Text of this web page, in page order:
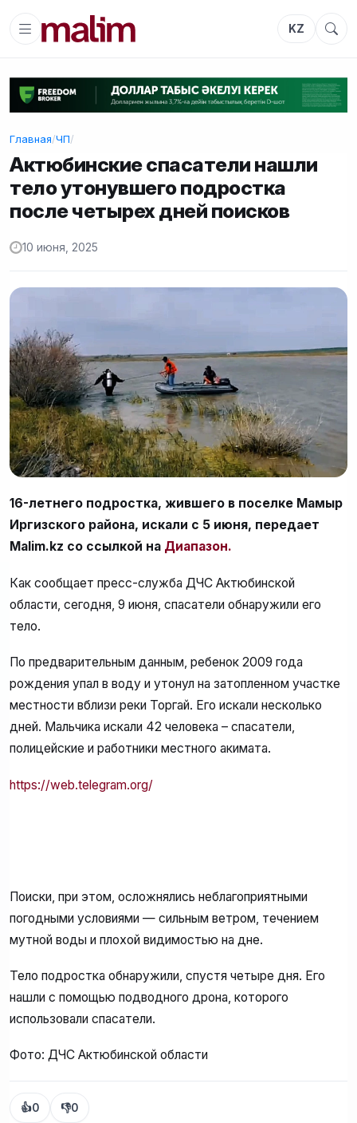
KZ
Главная/ЧП/
Актюбинские спасатели нашли
тело утонувшего подростка
после четырех дней поисков
10 июня, 2025
16-летнего подростка, жившего в поселке Мамыр
Иргизского района, искали с 5 июня, передает
Malim.kz со ссылкой на Диапазон.
Как сообщает пресс-служба ДЧС Актюбинской
области, сегодня, 9 июня, спасатели обнаружили его
тело.
По предварительным данным, ребенок 2009 года
рождения упал в воду и утонул на затопленном участке
местности вблизи реки Торгай. Его искали несколько
дней. Мальчика искали 42 человека – спасатели,
полицейские и работники местного акимата.
https://web.telegram.org/
Поиски, при этом, осложнялись неблагоприятными
погодными условиями — сильным ветром, течением
мутной воды и плохой видимостью на дне.
Тело подростка обнаружили, спустя четыре дня. Его
нашли с помощью подводного дрона, которого
использовали спасатели.
Фото: ДЧС Актюбинской области
👍0 👎0